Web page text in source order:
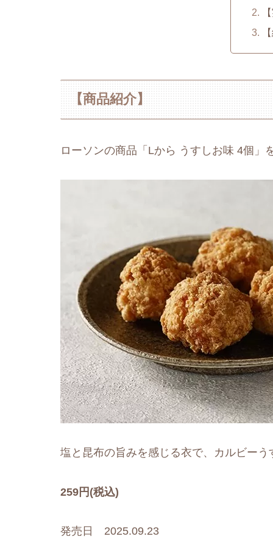
【商品紹介】
ローソンの商品「Lから うすしお味 4個」
塩と昆布の旨みを感じる衣で、カルビーう
259円(税込)
発売日 2025.09.23